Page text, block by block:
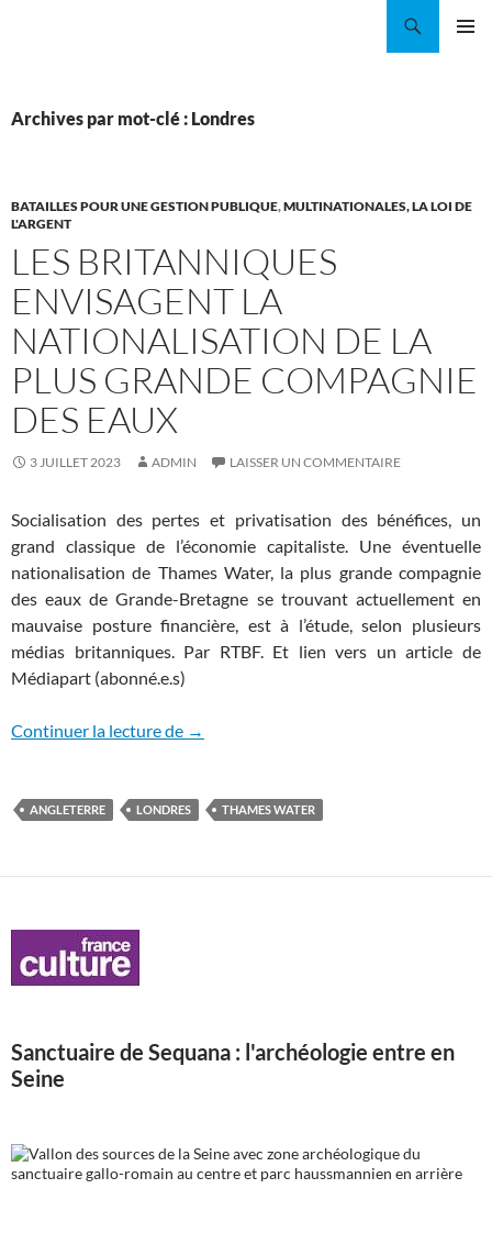
Archives par mot-clé : Londres
BATAILLES POUR UNE GESTION PUBLIQUE,MULTINATIONALES, LA LOI DE
L'ARGENT
LES BRITANNIQUES
ENVISAGENT LA
NATIONALISATION DE LA
PLUS GRANDE COMPAGNIE
DES EAUX
3 JUILLET 2023 ADMIN LAISSER UN COMMENTAIRE
Socialisation des pertes et privatisation des bénéfices, un
grand classique de l’économie capitaliste. Une éventuelle
nationalisation de Thames Water, la plus grande compagnie
des eaux de Grande-Bretagne se trouvant actuellement en
mauvaise posture financière, est à l’étude, selon plusieurs
médias britanniques. Par RTBF. Et lien vers un article de
Médiapart (abonné.e.s)
Continuer la lecture de Les Britanniques envisagent la
→
ANGLETERRE LONDRES THAMES WATER
Sanctuaire de Sequana : l'archéologie entre en
Seine